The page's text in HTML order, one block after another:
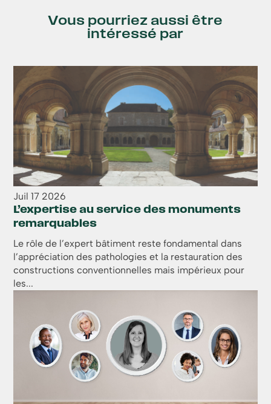
Vous pourriez aussi être
intéressé par
Juil 17 2026
L’expertise au service des monuments
remarquables
Le rôle de l’expert bâtiment reste fondamental dans
l’appréciation des pathologies et la restauration des
constructions conventionnelles mais impérieux pour
les...